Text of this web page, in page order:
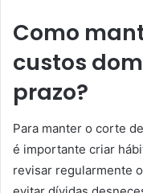
Como
custos
prazo?
Para manter o corte
é importante criar
revisar regularmente